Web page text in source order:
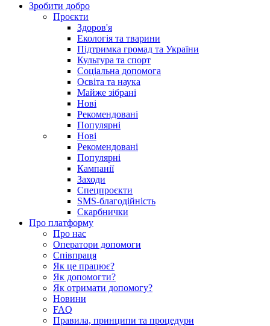
Зробити добро
Проєкти
Здоров'я
Екологія та тварини
Підтримка громад та України
Культура та спорт
Соціальна допомога
Освіта та наука
Майже зібрані
Нові
Рекомендовані
Популярні
Нові
Рекомендовані
Популярні
Кампанії
Заходи
Спецпроєкти
SMS-благодійність
Скарбнички
Про платформу
Про нас
Оператори допомоги
Співпраця
Як це працює?
Як допомогти?
Як отримати допомогу?
Новини
FAQ
Правила, принципи та процедури